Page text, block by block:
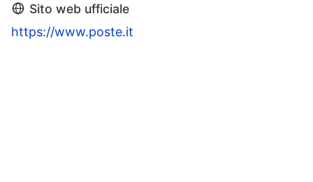
Sito web ufficiale
https://www.poste.it